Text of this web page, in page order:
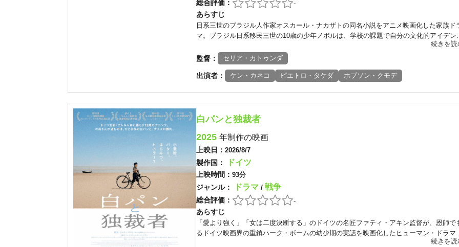
総合評価： -
あらすじ
日系三世のブラジル人作家オスカール・ナカザトの同名小説をアニメ映画化した家族ド
マ。ブラジル日系移民三世の10歳の少年ノボルは、学校の課題で自分の文化的アイデン
続きを読
監督： セリア・カトゥンダ
出演者： ケン・カネコ ピエトロ・タケダ ホブソン・クモデ
白パンと独裁者
2025 年制作の映画
上映日： 2026/8/7
製作国： ドイツ
上映時間： 93分
ジャンル： ドラマ / 戦争
総合評価： -
あらすじ
「愛より強く」「女は二度決断する」のドイツの名匠ファティ・アキン監督が、恩師で
るドイツ映画界の重鎮ハーク・ボームの幼少期の実話を映画化したヒューマン・ドラマ
続きを読